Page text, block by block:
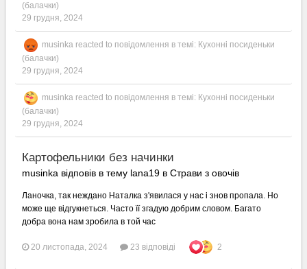
(балачки)
29 грудня, 2024
musinka reacted to повідомлення в темі: Кухонні посиденьки
(балачки)
29 грудня, 2024
musinka reacted to повідомлення в темі: Кухонні посиденьки
(балачки)
29 грудня, 2024
Картофельники без начинки
musinka відповів в тему lana19 в Страви з овочів
Ланочка, так неждано Наталка з'явилася у нас і знов пропала. Но
може ще відгукнеться. Часто її згадую добрим словом. Багато
добра вона нам зробила в той час
20 листопада, 2024 23 відповіді 2